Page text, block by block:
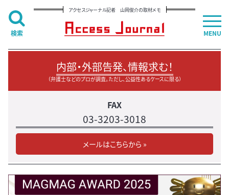
アクセスジャーナル記者 山岡俊介の取材メモ
内部・外部告発、情報求む！
（弁護士などのプロが調査。ただし、公益性あるケースに限る）
FAX
03-3203-3018
メールはこちらから »
MENU
検索